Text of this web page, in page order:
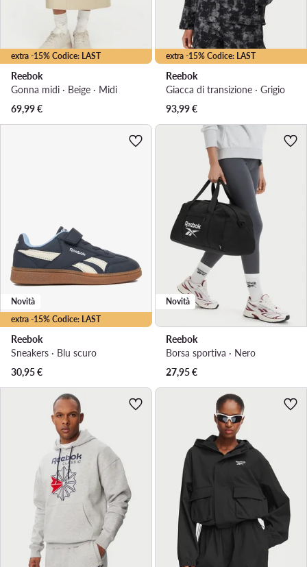
extra -15% Codice: LAST
Reebok
Gonna midi · Beige · Midi
69,99€
extra -15% Codice: LAST
Reebok
Giacca di transizione · Grigio
93,99€
extra -15% Codice: LAST
Novità
Reebok
Sneakers · Blu scuro
30,95€
Novità
Reebok
Borsa sportiva · Nero
27,95€